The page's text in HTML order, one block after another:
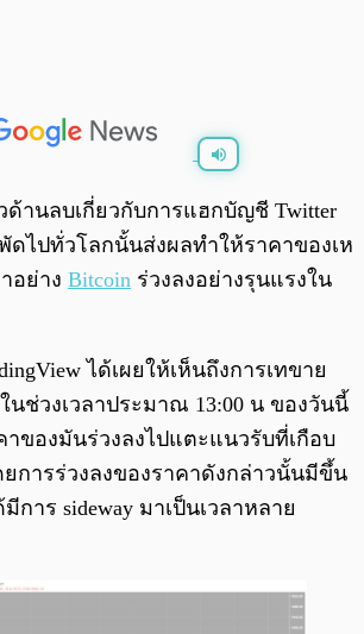
0:00/
านลบเกี่ยวกับการแฮกบัญชี Twitter
ไปทั่วโลกนั้นส่งผลทำให้ราคาของเห
อย่าง Bitcoin ร่วงลงอย่างรุนแรงใน
ได้เผยให้เห็นถึงการเทขาย
นช่วงเวลาประมาณ 13:00 น ของวันนี้
ของมันร่วงลงไปแตะแนวรับที่เกือบ
ยการร่วงลงของราคาดังกล่าวนั้นมีขึ้น
การ sideway มาเป็นเวลาหลาย